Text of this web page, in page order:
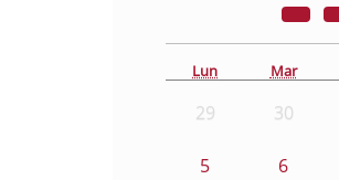
Lun Mar
29 30
5 6